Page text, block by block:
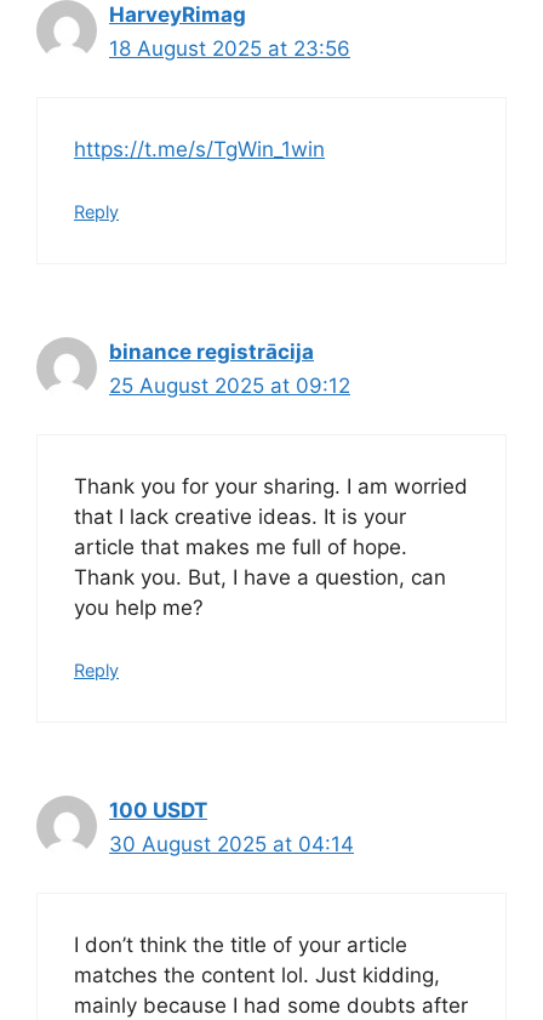
HarveyRimag
18 August 2025 at 23:56
https://t.me/s/TgWin_1win
Reply
binance registrācija
25 August 2025 at 09:12
Thank you for your sharing. I am worried
that I lack creative ideas. It is your
article that makes me full of hope.
Thank you. But, I have a question, can
you help me?
Reply
100 USDT
30 August 2025 at 04:14
I don’t think the title of your article
matches the content lol. Just kidding,
mainly because I had some doubts after